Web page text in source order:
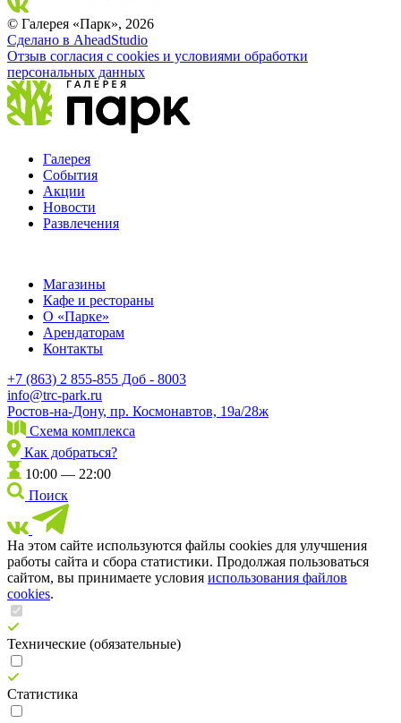
© Галерея «Парк», 2026
Сделано в AheadStudio
Отзыв согласия с cookies и условиями обработки
персональных данных
Галерея
События
Акции
Новости
Развлечения
Магазины
Кафе и рестораны
О «Парке»
Арендаторам
Контакты
+7 (863) 2 855-855 Доб - 8003
info@trc-park.ru
Ростов-на-Дону, пр. Космонавтов, 19а/28ж
Схема комплекса
Как добраться?
10:00 — 22:00
Поиск
На этом сайте используются файлы cookies для улучшения
работы сайта и сбора статистики. Продолжая пользоваться
сайтом, вы принимаете условия использования файлов
cookies.
Технические (обязательные)
Статистика